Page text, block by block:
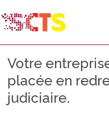
Votre
placée en
judiciaire.